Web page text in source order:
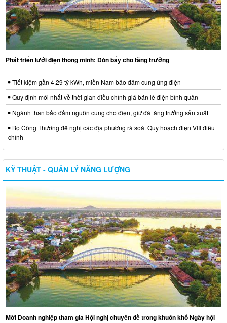
Phát triển lưới điện thông minh: Đòn bẩy cho tăng trưởng
Tiết kiệm gần 4,29 tỷ kWh, miền Nam bảo đảm cung ứng điện
Quy định mới nhất về thời gian điều chỉnh giá bán lẻ điện bình quân
Ngành than bảo đảm nguồn cung cho điện, giữ đà tăng trưởng sản xuất
Bộ Công Thương đề nghị các địa phương rà soát Quy hoạch điện VIII điều
chỉnh
KỸ THUẬT - QUẢN LÝ NĂNG LƯỢNG
Mời Doanh nghiệp tham gia Hội nghị chuyên đề trong khuôn khổ Ngày hội